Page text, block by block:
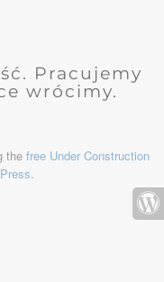
Pracujemy
wrócimy.
the free Under Construction
.